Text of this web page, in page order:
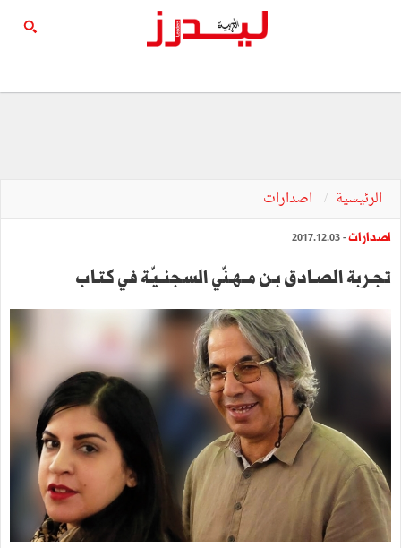
الرئيسية اصدارات
اصدارات- 2017.12.03
تجـربة الصـادق بـن مــهـنّي السجنــيّـة في كتـاب